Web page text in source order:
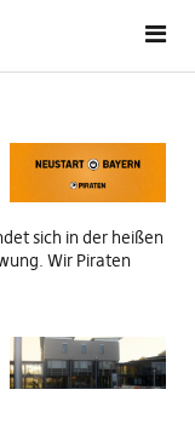
sich in der heißen
Wir Piraten